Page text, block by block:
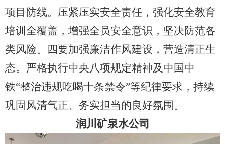
项目防线。压紧压实安全责任，强化安全教育
培训全覆盖，增强全员安全意识，坚决防范各
类风险。四要加强廉洁作风建设，营造清正生
态。严格执行中央八项规定精神及中国中
铁“整治违规吃喝十条禁令”等纪律要求，持续
巩固风清气正、务实担当的良好氛围。
润川矿泉水公司